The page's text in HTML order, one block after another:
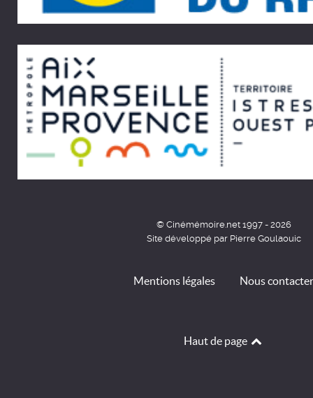
© Cinémémoire.net 1997 - 2026
Site développé par Pierre Goulaouic
Mentions légales Nous contacter
Haut de page